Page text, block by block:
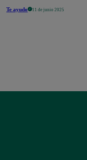
Te ayudo 11 de junio 2025